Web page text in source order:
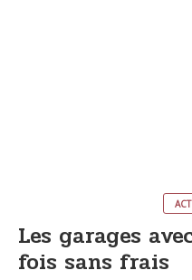
Les garages
fois sans frais